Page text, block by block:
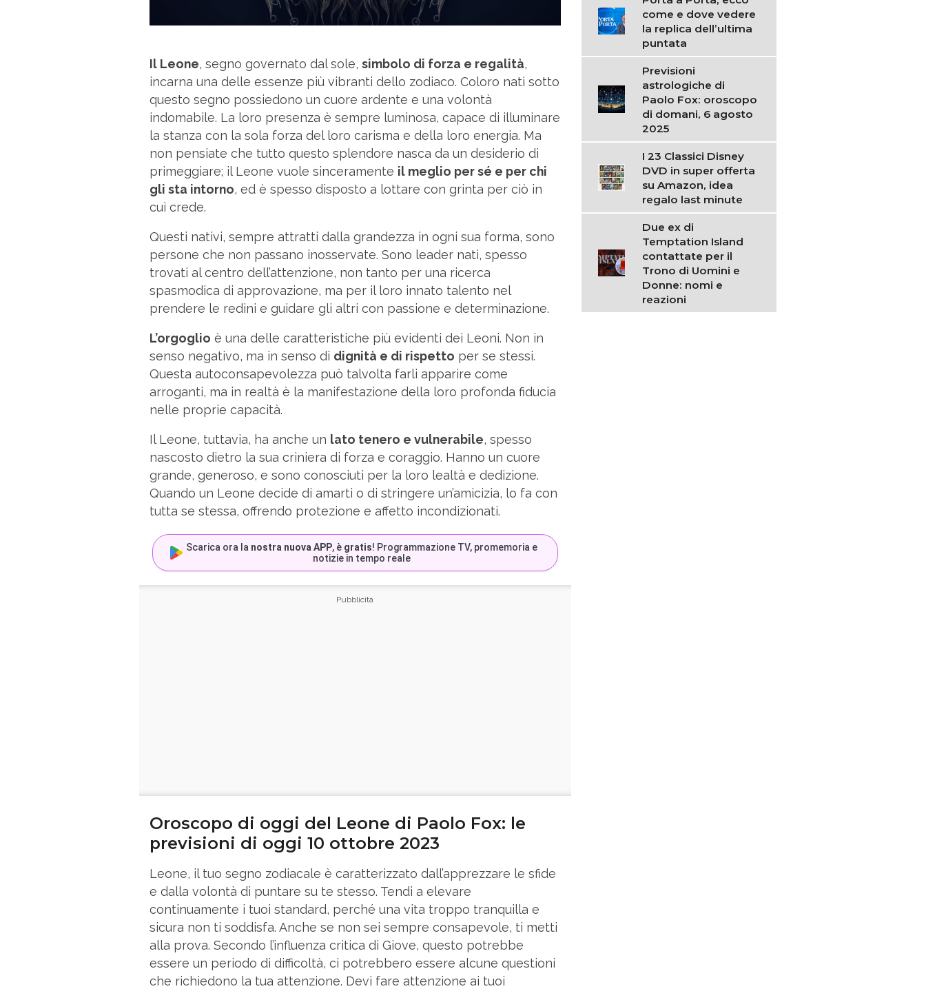
Il Leone, segno governato dal sole, simbolo di forza e regalità,
incarna una delle essenze più vibranti dello zodiaco. Coloro nati sotto
questo segno possiedono un cuore ardente e una volontà
indomabile. La loro presenza è sempre luminosa, capace di illuminare
la stanza con la sola forza del loro carisma e della loro energia. Ma
non pensiate che tutto questo splendore nasca da un desiderio di
primeggiare; il Leone vuole sinceramente il meglio per sé e per chi
gli sta intorno, ed è spesso disposto a lottare con grinta per ciò in
cui crede.
Questi nativi, sempre attratti dalla grandezza in ogni sua forma, sono
persone che non passano inosservate. Sono leader nati, spesso
trovati al centro dell’attenzione, non tanto per una ricerca
spasmodica di approvazione, ma per il loro innato talento nel
prendere le redini e guidare gli altri con passione e determinazione.
L’orgoglio è una delle caratteristiche più evidenti dei Leoni. Non in
senso negativo, ma in senso di dignità e di rispetto per se stessi.
Questa autoconsapevolezza può talvolta farli apparire come
arroganti, ma in realtà è la manifestazione della loro profonda fiducia
nelle proprie capacità.
Il Leone, tuttavia, ha anche un lato tenero e vulnerabile, spesso
nascosto dietro la sua criniera di forza e coraggio. Hanno un cuore
grande, generoso, e sono conosciuti per la loro lealtà e dedizione.
Quando un Leone decide di amarti o di stringere un’amicizia, lo fa con
tutta se stessa, offrendo protezione e affetto incondizionati.
Scarica ora la nostra nuova APP, è gratis! Programmazione TV, promemoria e
notizie in tempo reale
Oroscopo di oggi del Leone di Paolo Fox: le
previsioni di oggi 10 ottobre 2023
Leone, il tuo segno zodiacale è caratterizzato dall’apprezzare le sfide
e dalla volontà di puntare su te stesso. Tendi a elevare
continuamente i tuoi standard, perché una vita troppo tranquilla e
sicura non ti soddisfa. Anche se non sei sempre consapevole, ti metti
alla prova. Secondo l’influenza critica di Giove, questo potrebbe
essere un periodo di difficoltà, ci potrebbero essere alcune questioni
che richiedono la tua attenzione. Devi fare attenzione ai tuoi
come e dove vedere
la replica dell’ultima
puntata
Previsioni
astrologiche di
Paolo Fox: oroscopo
di domani, 6 agosto
2025
I 23 Classici Disney
DVD in super offerta
su Amazon, idea
regalo last minute
Due ex di
Temptation Island
contattate per il
Trono di Uomini e
Donne: nomi e
reazioni